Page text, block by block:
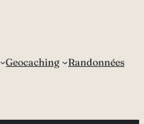
Geocaching Randonnées